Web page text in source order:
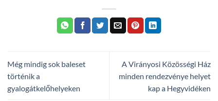
Még mindig sok baleset
történik a
gyalogátkelőhelyeken
A Virányosi Közösségi Ház
minden rendezvénye helyet
kap a Hegyvidéken